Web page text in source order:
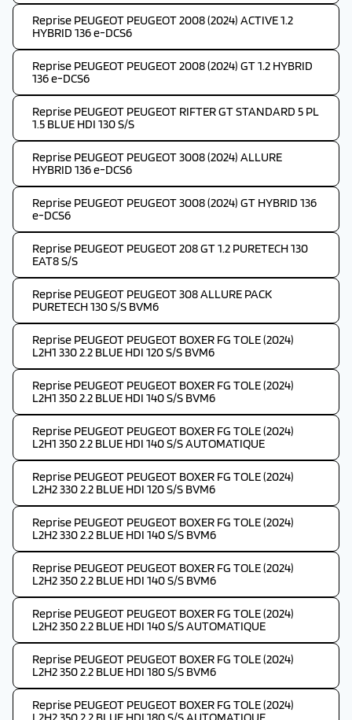
Reprise PEUGEOT PEUGEOT 2008 (2024) ACTIVE 1.2
HYBRID 136 e-DCS6
Reprise PEUGEOT PEUGEOT 2008 (2024) GT 1.2 HYBRID
136 e-DCS6
Reprise PEUGEOT PEUGEOT RIFTER GT STANDARD 5 PL
1.5 BLUE HDI 130 S/S
Reprise PEUGEOT PEUGEOT 3008 (2024) ALLURE
HYBRID 136 e-DCS6
Reprise PEUGEOT PEUGEOT 3008 (2024) GT HYBRID 136
e-DCS6
Reprise PEUGEOT PEUGEOT 208 GT 1.2 PURETECH 130
EAT8 S/S
Reprise PEUGEOT PEUGEOT 308 ALLURE PACK
PURETECH 130 S/S BVM6
Reprise PEUGEOT PEUGEOT BOXER FG TOLE (2024)
L2H1 330 2.2 BLUE HDI 120 S/S BVM6
Reprise PEUGEOT PEUGEOT BOXER FG TOLE (2024)
L2H1 350 2.2 BLUE HDI 140 S/S BVM6
Reprise PEUGEOT PEUGEOT BOXER FG TOLE (2024)
L2H1 350 2.2 BLUE HDI 140 S/S AUTOMATIQUE
Reprise PEUGEOT PEUGEOT BOXER FG TOLE (2024)
L2H2 330 2.2 BLUE HDI 120 S/S BVM6
Reprise PEUGEOT PEUGEOT BOXER FG TOLE (2024)
L2H2 330 2.2 BLUE HDI 140 S/S BVM6
Reprise PEUGEOT PEUGEOT BOXER FG TOLE (2024)
L2H2 350 2.2 BLUE HDI 140 S/S BVM6
Reprise PEUGEOT PEUGEOT BOXER FG TOLE (2024)
L2H2 350 2.2 BLUE HDI 140 S/S AUTOMATIQUE
Reprise PEUGEOT PEUGEOT BOXER FG TOLE (2024)
L2H2 350 2.2 BLUE HDI 180 S/S BVM6
Reprise PEUGEOT PEUGEOT BOXER FG TOLE (2024)